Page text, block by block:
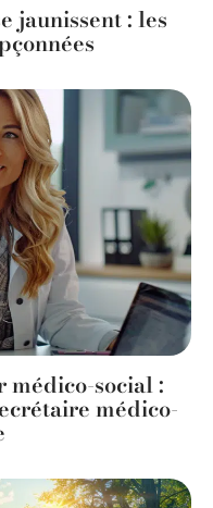
jaunissent : les
médico-social :
médico-